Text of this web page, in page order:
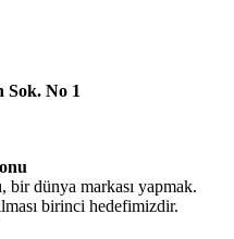
Sok. No 1
bir dünya markası yapmak.
birinci hedefimizdir.